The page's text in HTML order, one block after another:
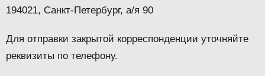
194021, Санкт-Петербург, а/я 90
Для отправки закрытой корреспонденции уточняйте
реквизиты по телефону.